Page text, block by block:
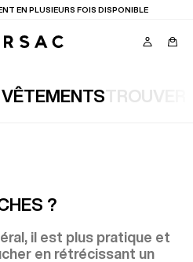
EN PLUSIEURS FOIS DISPONIBLE
TROUVER
?
il est plus pratique et
en rétrécissant un